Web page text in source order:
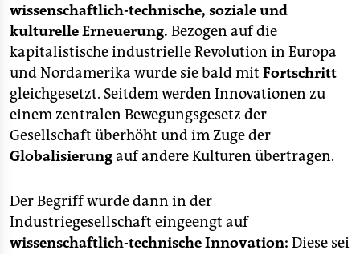
verlag
verlag
veranstaltungen
shop
fragen & hilfe
unterstützen
abo
genossenschaft
wissenschaftlich-technische, soziale und
kulturelle Erneuerung. Bezogen auf die
kapitalistische industrielle Revolution in Europa
und Nordamerika wurde sie bald mit Fortschritt
gleichgesetzt. Seitdem werden Innovationen zu
einem zentralen Bewegungsgesetz der
Gesellschaft überhöht und im Zuge der
Globalisierungauf andere Kulturen übertragen.
Der Begriff wurde dann in der
Industriegesellschaft eingeengt auf
wissenschaftlich-technische Innovation: Diese sei